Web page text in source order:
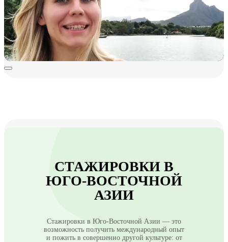
СТАЖИРОВКИ В
ЮГО-ВОСТОЧНОЙ
АЗИИ
Стажировки в Юго-Восточной Азии — это
возможность получить международный опыт
и пожить в совершенно другой культуре: от